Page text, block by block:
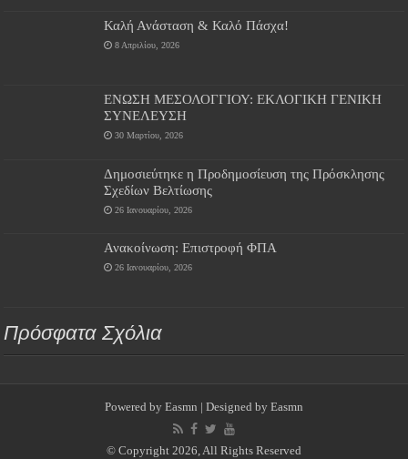
Καλή Ανάσταση & Καλό Πάσχα!
8 Απριλίου, 2026
ΕΝΩΣΗ ΜΕΣΟΛΟΓΓΙΟΥ: ΕΚΛΟΓΙΚΗ ΓΕΝΙΚΗ
ΣΥΝΕΛΕΥΣΗ
30 Μαρτίου, 2026
Δημοσιεύτηκε η Προδημοσίευση της Πρόσκλησης
Σχεδίων Βελτίωσης
26 Ιανουαρίου, 2026
Ανακοίνωση: Επιστροφή ΦΠΑ
26 Ιανουαρίου, 2026
Πρόσφατα Σχόλια
Powered by Easmn | Designed by Easmn
© Copyright 2026, All Rights Reserved